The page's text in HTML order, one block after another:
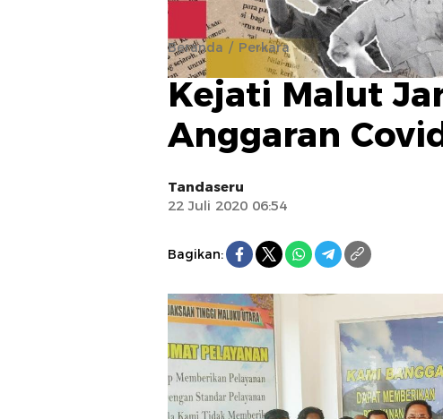
Beranda Perkara
Kejati Malut
Anggaran
Tandaseru
22 Juli 2020 06:54
Bagikan: